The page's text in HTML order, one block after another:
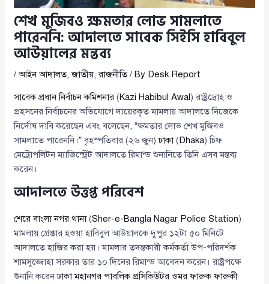
শেখ মুজিবও ক্ষমতার লোভ সামলাতে
পারেননি: আদালতে সাবেক সিইসি হাবিবুল
আউয়ালের মন্তব্য
/আইন আদালত,জাতীয়,রাজনীতি/ By Desk Report
সাবেক প্রধান নির্বাচন কমিশনার (Kazi Habibul Awal) রাষ্ট্রদ্রোহ ও
প্রহসনের নির্বাচনের অভিযোগে দায়েরকৃত মামলায় আদালতে নিজেকে
নির্দোষ দাবি করেছেন এবং বলেছেন, “ক্ষমতার লোভ শেখ মুজিবও
সামলাতে পারেননি।” বৃহস্পতিবার (২৬ জুন)ঢাকা(Dhaka) চিফ
মেট্রোপলিটন ম্যাজিস্ট্রেট আদালতে রিমান্ড শুনানিতে তিনি এসব মন্তব্য
করেন।
আদালতে উত্তপ্ত পরিবেশ
শেরে বাংলা নগর থানা(Sher-e-Bangla Nagar Police Station)
মামলায় গ্রেপ্তার হওয়া হাবিবুল আউয়ালকে দুপুর ১২টা ৫০ মিনিটে
আদালতে হাজির করা হয়। মামলার তদন্তকারী কর্মকর্তা উপ-পরিদর্শক
শামসুজ্জোহা সরকার তার ১০ দিনের রিমান্ড আবেদন করেন। রাষ্ট্রপক্ষে
শুনানি করেনঢাকা মহানগর পাবলিক প্রসিকিউটর ওমর ফারুক ফারুকী